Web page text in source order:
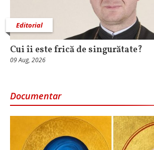
Editorial
Cui îi este frică de singurătate?
09 Aug, 2026
Documentar